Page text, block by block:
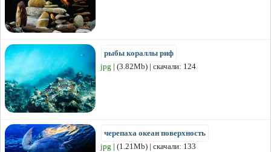
рыбы кораллы риф
jpg | (3.82Mb) | скачали: 124
черепаха океан поверхность
jpg | (1.21Mb) | скачали: 133